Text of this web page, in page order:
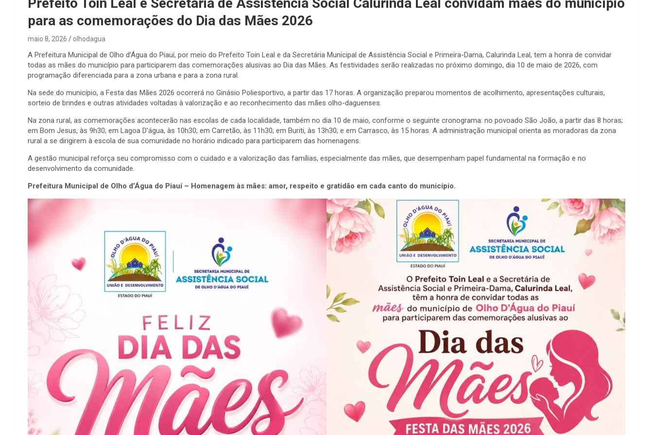
Prefeito Toin Leal e Secretária de Assistência Social Calurinda Leal convidam mães do município
para as comemorações do Dia das Mães 2026
maio 8, 2026 olhodagua
A Prefeitura Municipal de Olho d’Água do Piauí, por meio do Prefeito Toin Leal e da Secretária Municipal de Assistência Social e Primeira-Dama, Calurinda Leal, tem a honra de convidar
todas as mães do município para participarem das comemorações alusivas ao Dia das Mães. As festividades serão realizadas no próximo domingo, dia 10 de maio de 2026, com
programação diferenciada para a zona urbana e para a zona rural.
Na sede do município, a Festa das Mães 2026 ocorrerá no Ginásio Poliesportivo, a partir das 17 horas. A organização preparou momentos de acolhimento, apresentações culturais,
sorteio de brindes e outras atividades voltadas à valorização e ao reconhecimento das mães olho-daguenses.
Na zona rural, as comemorações acontecerão nas escolas de cada localidade, também no dia 10 de maio, conforme o seguinte cronograma: no povoado São João, a partir das 8 horas;
em Bom Jesus, às 9h30; em Lagoa D’água, às 10h30; em Carretão, às 11h30; em Buriti, às 13h30; e em Carrasco, às 15 horas. A administração municipal orienta as moradoras da zona
rural a se dirigirem à escola de sua comunidade no horário indicado para participarem das homenagens.
A gestão municipal reforça seu compromisso com o cuidado e a valorização das famílias, especialmente das mães, que desempenham papel fundamental na formação e no
desenvolvimento da comunidade.
Prefeitura Municipal de Olho d’Água do Piauí – Homenagem às mães: amor, respeito e gratidão em cada canto do município.